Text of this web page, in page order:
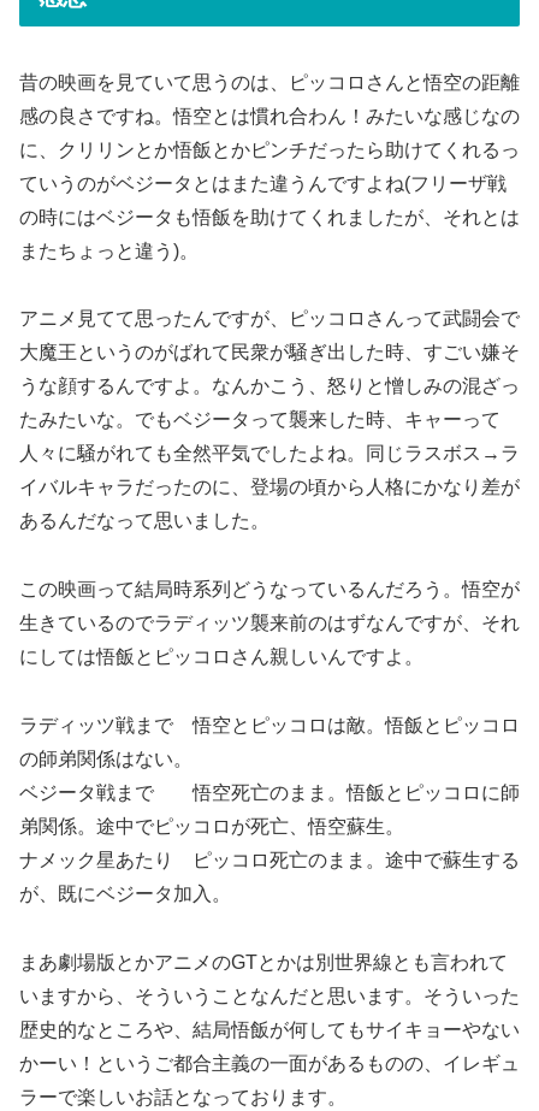
昔の映画を見ていて思うのは、ピッコロさんと悟空の距離
感の良さですね。悟空とは慣れ合わん！みたいな感じなの
に、クリリンとか悟飯とかピンチだったら助けてくれるっ
ていうのがベジータとはまた違うんですよね(フリーザ戦
の時にはベジータも悟飯を助けてくれましたが、それとは
またちょっと違う)。
アニメ見てて思ったんですが、ピッコロさんって武闘会で
大魔王というのがばれて民衆が騒ぎ出した時、すごい嫌そ
うな顔するんですよ。なんかこう、怒りと憎しみの混ざっ
たみたいな。でもベジータって襲来した時、キャーって
人々に騒がれても全然平気でしたよね。同じラスボス→ラ
イバルキャラだったのに、登場の頃から人格にかなり差が
あるんだなって思いました。
この映画って結局時系列どうなっているんだろう。悟空が
生きているのでラディッツ襲来前のはずなんですが、それ
にしては悟飯とピッコロさん親しいんですよ。
ラディッツ戦まで 悟空とピッコロは敵。悟飯とピッコロ
の師弟関係はない。
ベジータ戦まで 悟空死亡のまま。悟飯とピッコロに師
弟関係。途中でピッコロが死亡、悟空蘇生。
ナメック星あたり ピッコロ死亡のまま。途中で蘇生する
が、既にベジータ加入。
まあ劇場版とかアニメのGTとかは別世界線とも言われて
いますから、そういうことなんだと思います。そういった
歴史的なところや、結局悟飯が何してもサイキョーやない
かーい！というご都合主義の一面があるものの、イレギュ
ラーで楽しいお話となっております。